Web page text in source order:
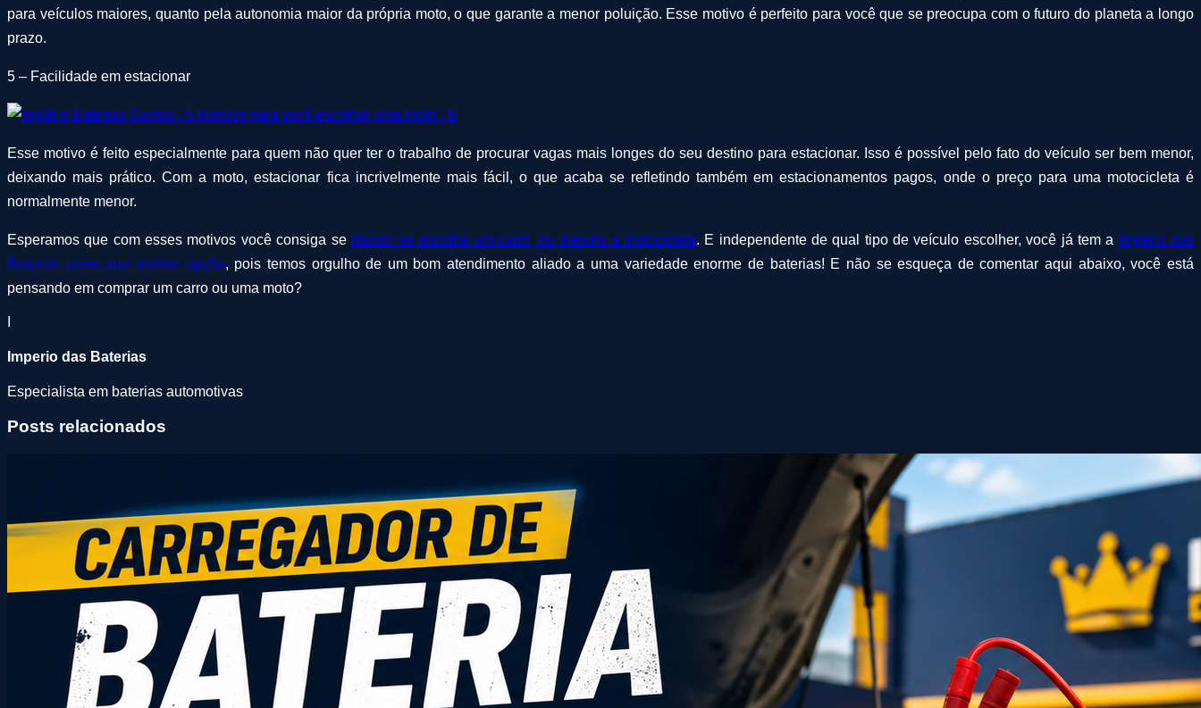
para veículos maiores, quanto pela autonomia maior da própria moto, o que garante a menor poluição. Esse motivo é perfeito para você que se preocupa com o futuro do planeta a longo
prazo.
5 – Facilidade em estacionar
Esse motivo é feito especialmente para quem não quer ter o trabalho de procurar vagas mais longes do seu destino para estacionar. Isso é possível pelo fato do veículo ser bem menor,
deixando mais prático. Com a moto, estacionar fica incrivelmente mais fácil, o que acaba se refletindo também em estacionamentos pagos, onde o preço para uma motocicleta é
normalmente menor.
Esperamos que com esses motivos você consiga se decidir se escolhe um carro, ou mesmo a motocicleta. E independente de qual tipo de veículo escolher, você já tem a
Império das
Baterias como sua melhor opção, pois temos orgulho de um bom atendimento aliado a uma variedade enorme de baterias! E não se esqueça de comentar aqui abaixo, você está
pensando em comprar um carro ou uma moto?
Imperio das Baterias
Especialista em baterias automotivas
Posts relacionados